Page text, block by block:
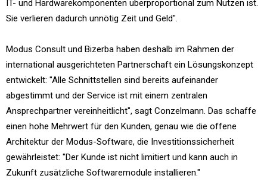
IT- und Hardwarekomponenten überproportional zum Nutzen ist.
Sie verlieren dadurch unnötig Zeit und Geld".
Modus Consult und Bizerba haben deshalb im Rahmen der
international ausgerichteten Partnerschaft ein Lösungskonzept
entwickelt: "Alle Schnittstellen sind bereits aufeinander
abgestimmt und der Service ist mit einem zentralen
Ansprechpartner vereinheitlicht", sagt Conzelmann. Das schaffe
einen hohe Mehrwert für den Kunden, genau wie die offene
Architektur der Modus-Software, die Investitionssicherheit
gewährleistet: "Der Kunde ist nicht limitiert und kann auch in
Zukunft zusätzliche Softwaremodule installieren."